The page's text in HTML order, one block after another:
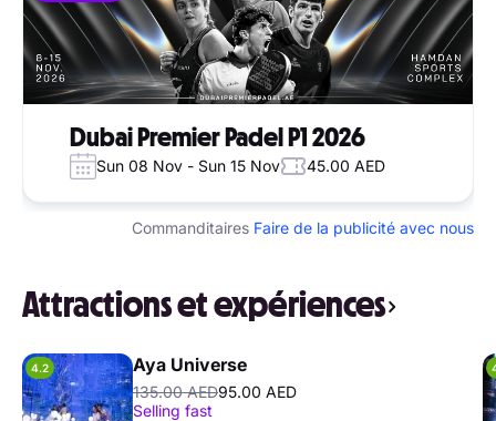
Dubai Premier Padel P1 2026
Sun 08 Nov - Sun 15 Nov 45.00 AED
Commanditaires Faire de la publicité avec nous
Attractions et expériences
4.2 Aya Universe
135.00 AED95.00 AED
Selling fast